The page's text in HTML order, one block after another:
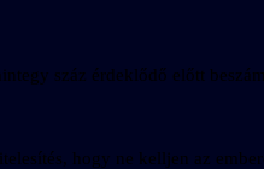
száz érdeklődő előtt
hogy ne kelljen az